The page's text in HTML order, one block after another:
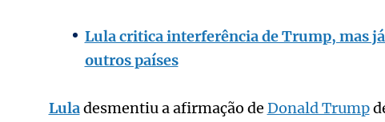
Lula critica interferência de Trump, mas
outros países
Luladesmentiu a afirmação de Donald Trump